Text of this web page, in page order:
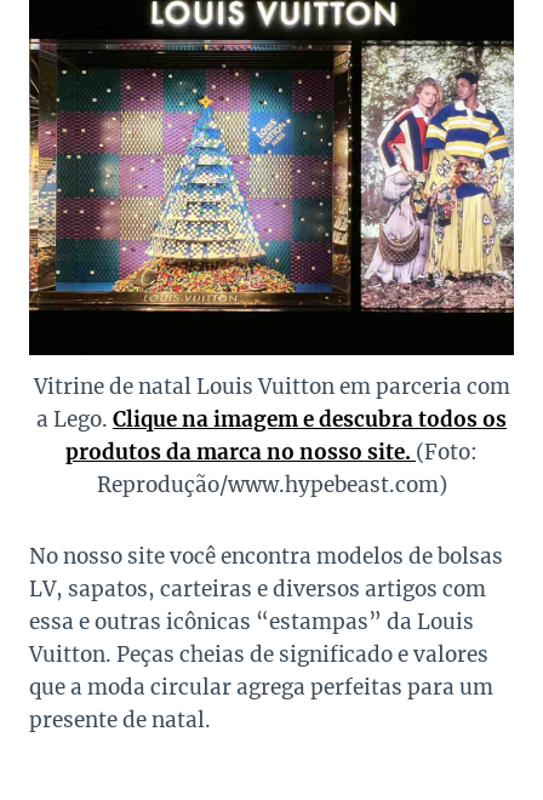
Vitrine de natal Louis Vuitton em parceria com
a Lego. Clique na imagem e descubra todos os
produtos da marca no nosso site. (Foto:
Reprodução/www.hypebeast.com)
No nosso site você encontra modelos de bolsas
LV, sapatos, carteiras e diversos artigos com
essa e outras icônicas “estampas” da Louis
Vuitton. Peças cheias de significado e valores
que a moda circular agrega perfeitas para um
presente de natal.